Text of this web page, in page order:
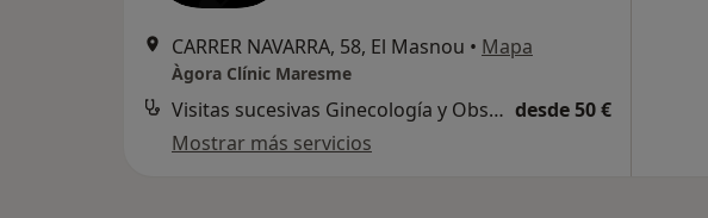
CARRER NAVARRA, 58, El Masnou • Mapa
Àgora Clínic Maresme
Visitas sucesivas Ginecología y Obstetricia desde 50 €
Mostrar más servicios